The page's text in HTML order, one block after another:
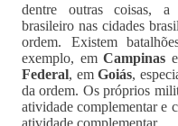
dentre outras coisas, a
brasileiro nas cidades
ordem. Existem
exemplo, emCampinas
Federal, emGoiás,
da ordem. Os próprios
atividade complementar e
atividade complementar.